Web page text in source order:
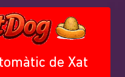
de Xat